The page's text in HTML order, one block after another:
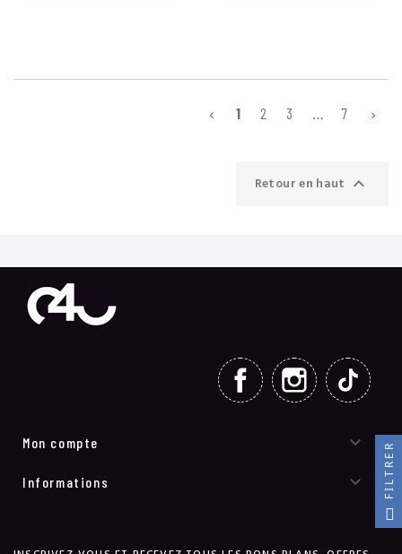
 1 2 3 … 7 
Retour en haut 
FACEBOOK INSTAGRAM
Mon compte 
Informations  FILTRER